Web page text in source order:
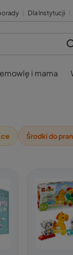
Dla Instytucji
i mama
Środki do